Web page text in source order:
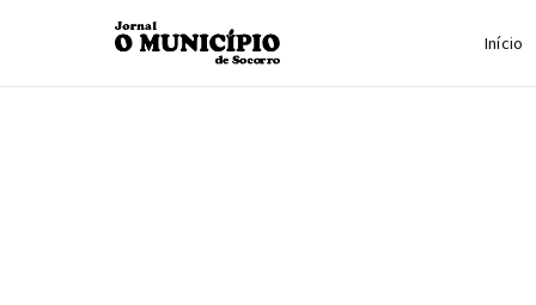
Início